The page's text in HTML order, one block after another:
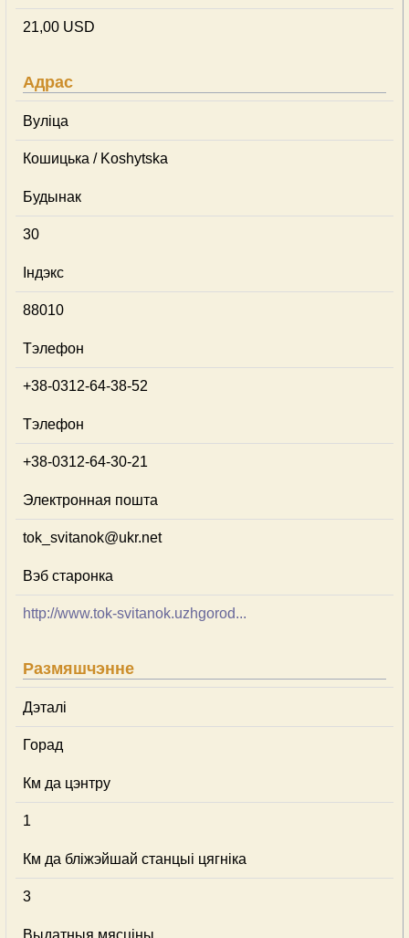
21,00 USD
Адрас
Вуліца
Кошицька / Koshytska
Будынак
30
Індэкс
88010
Тэлефон
+38-0312-64-38-52
Тэлефон
+38-0312-64-30-21
Электронная пошта
tok_svitanok@ukr.net
Вэб старонка
http://www.tok-svitanok.uzhgorod...
Размяшчэнне
Дэталі
Горад
Км да цэнтру
1
Км да бліжэйшай станцыі цягніка
3
Выдатныя мясціны